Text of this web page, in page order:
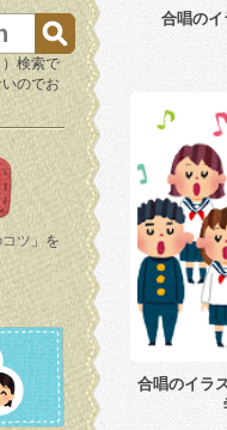
検索で
のでお
ツ 」を
合唱の
合唱のイラ